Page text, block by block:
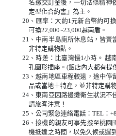
名繳交訂金後，一切法條精神
定型化合約書』為主。
20、匯率：大約1元新台幣約可
可換22,000~23,000越南盾。
21、中南半島廁所休息站，皆賣
非特定購物點。
22、時差：比臺灣慢1小時。 越
孔圓形插座。(飯店內大都有提
23、越南地區車程較遠，途中停
品或當地土特產，並非特定購
24、東南亞因路邊攤衛生狀況不
請旅客注意！
25、公司緊急連絡電話：TEL：
26、接機的親友可事先撥至桃園
機抵達之時間，以免久候或遲